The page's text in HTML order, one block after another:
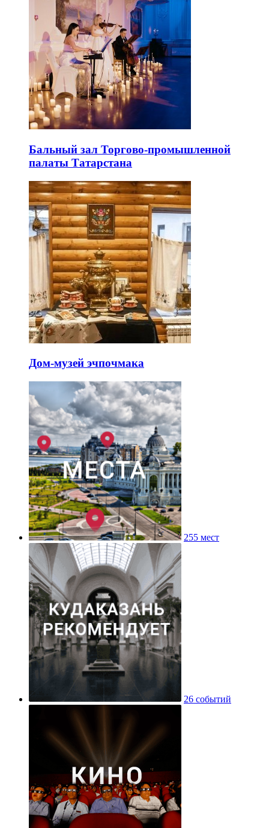
Бальный зал Торгово-промышленной
палаты Татарстана
Дом-музей эчпочмака
255 мест
26 событий